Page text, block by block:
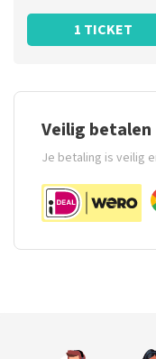
1 TICKET
Veilig betalen
Je betaling is veilig